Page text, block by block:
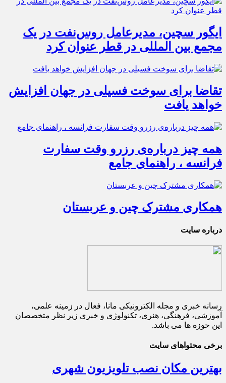
ایگور سچین، مدیرعامل روس‌نفت در یک
مجمع بین المللی در قطر عنوان کرد
تقاضا برای سوخت فسیلی در جهان افزایش
خواهد یافت
همه چیز درباره‌ی رزرو وقت سفارت
فرانسه ، راهنمای جامع
همکاری مشترک چین و عربستان
درباره سایت
رسانه خبری و مجله الکترونیکی مانا، فعال در زمینه علمی،
آموزشی، فرهنگی، هنری، تکنولوژی و خبری زیر نظر متخصصان
این حوزه ها می باشد.
برخی محتواهای سایت
بهترین مکان نصب تلویزیون شهری